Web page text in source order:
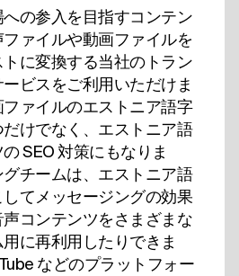
の参入を目指すコンテン
ァイルや動画ファイルを
に変換する当社のトラン
ビスをご利用いただけま
ァイルのエストニア語字
けでなく、エストニア語
SEO 対策にもなりま
チームは、エストニア語
てメッセージングの効果
コンテンツをさまざまな
に再利用したりできま
などのプラットフォー